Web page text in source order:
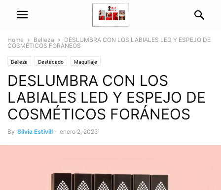
Home Belleza
DESLUMBRA CON LOS LABIALES LED Y ESPEJO DE
COSMÉTICOS FORÁNEOS
Belleza Destacado Maquillaje
DESLUMBRA CON LOS
LABIALES LED Y ESPEJO DE
COSMÉTICOS FORÁNEOS
By Sílvia Estivill - enero 2, 2023